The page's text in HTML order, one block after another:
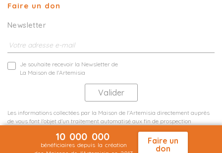
Faire un don
Newsletter
Je souhaite recevoir la Newsletter de
La Maison de l'Artemisia
Les informations collectées par la Maison de l'Artemisia directement auprès
de vous font l'objet d'un traitement automatisé aux fin de prospection
10 000 000
bénéficiaires depuis la création
Faire un
don